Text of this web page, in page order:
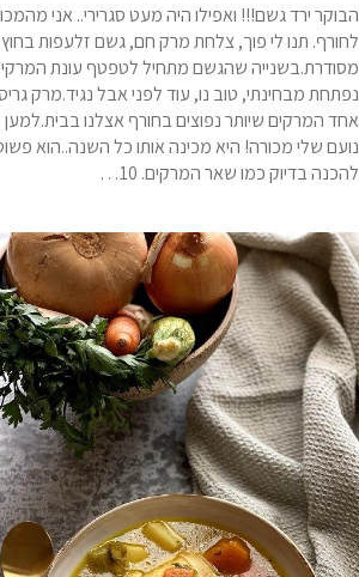
הבוקר ירד גשם!!! ואפילו היה מעט סגרירי.. אני
לחורף. תנו לי פוך, צלחת מרק חם, גשם זלעפות בחוץ
מסודרת.בשנייה שהגשם מתחיל לטפטף עונת
נפתחת מבחינתי, טוב נו, עוד לפני אבל נגיד.מרק
אחד המרקים שיותר נפוצים בחורף אצלנו
נועם שלי מכורה! היא מכינה אותו כל השנה..הוא
להכנה בדיוק כמו שאר המרקים. 10…